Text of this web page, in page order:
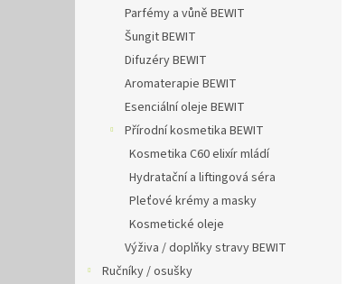
Parfémy a vůně BEWIT
Šungit BEWIT
Difuzéry BEWIT
Aromaterapie BEWIT
Esenciální oleje BEWIT
Přírodní kosmetika BEWIT
Kosmetika C60 elixír mládí
Hydratační a liftingová séra
Pleťové krémy a masky
Kosmetické oleje
Výživa / doplňky stravy BEWIT
Ručníky / osušky